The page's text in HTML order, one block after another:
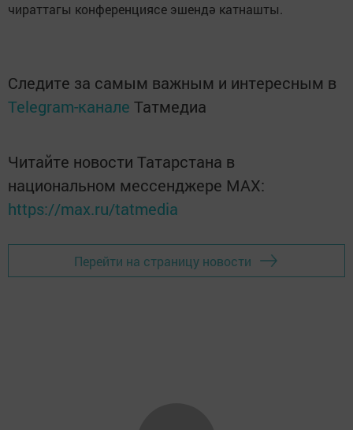
чираттагы конференциясе эшендә катнашты.
Следите за самым важным и интересным в
Telegram-канале Татмедиа
Читайте новости Татарстана в
национальном мессенджере MАХ:
https://max.ru/tatmedia
Перейти на страницу новости